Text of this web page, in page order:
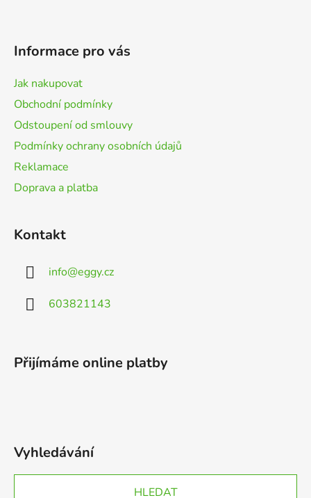
Informace pro vás
Jak nakupovat
Obchodní podmínky
Odstoupení od smlouvy
Podmínky ochrany osobních údajů
Reklamace
Doprava a platba
Kontakt
info@eggy.cz
603821143
Přijímáme online platby
Vyhledávání
HLEDAT